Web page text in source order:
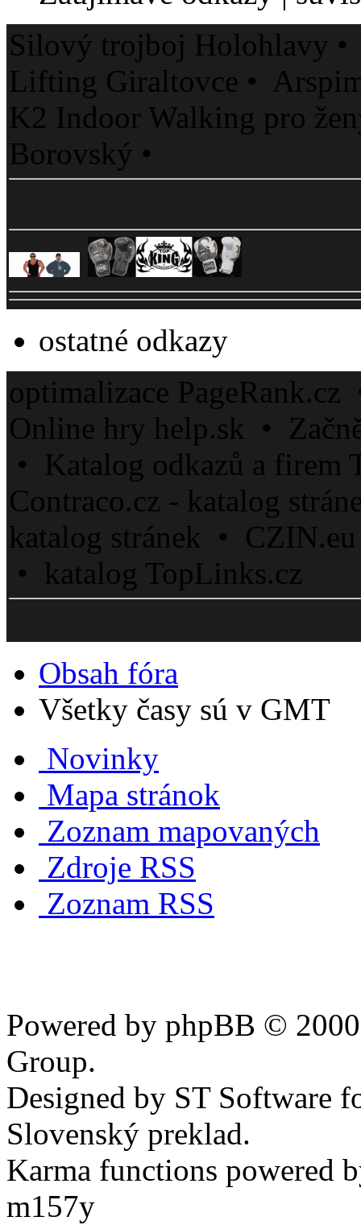
Silový trojboj Holohlavy
Lifting Giraltovce •
K2 Indoor Walking pro
Borovský •
ostatné odkazy
optimalizace
Online hry help.sk •
• Katalog odkazů a
Contraco.cz - katalog
katalog stránek •
• katalog TopLinks.cz
Obsah fóra
Všetky časy sú v GMT
Novinky
Mapa stránok
Zoznam mapovaných
Zdroje RSS
Zoznam RSS
Powered by phpBB ©
Group.
Designed by ST Software
Slovenský preklad.
Karma functions powered
m157y